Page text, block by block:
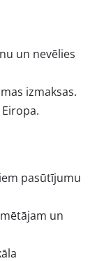
un nevēlies
izmaksas.
pasūtījumu
un